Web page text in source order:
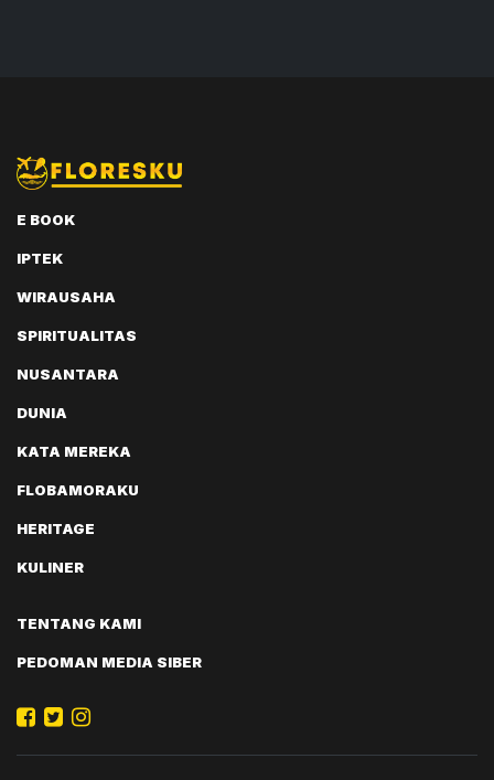
E BOOK
IPTEK
WIRAUSAHA
SPIRITUALITAS
NUSANTARA
DUNIA
KATA MEREKA
FLOBAMORAKU
HERITAGE
KULINER
TENTANG KAMI
PEDOMAN MEDIA SIBER